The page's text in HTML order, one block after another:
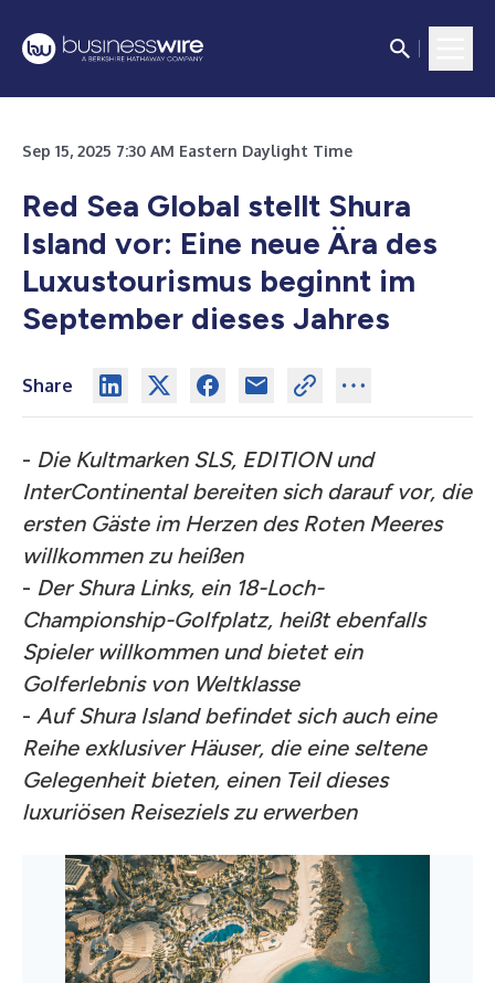
Sep 15, 2025 7:30 AM Eastern Daylight Time
Red Sea Global stellt Shura
Island vor: Eine neue Ära des
Luxustourismus beginnt im
September dieses Jahres
Share
- Die Kultmarken SLS, EDITION und
InterContinental bereiten sich darauf vor, die
ersten Gäste im Herzen des Roten Meeres
willkommen zu heißen
- Der Shura Links, ein 18-Loch-
Championship-Golfplatz, heißt ebenfalls
Spieler willkommen und bietet ein
Golferlebnis von Weltklasse
- Auf Shura Island befindet sich auch eine
Reihe exklusiver Häuser, die eine seltene
Gelegenheit bieten, einen Teil dieses
luxuriösen Reiseziels zu erwerben